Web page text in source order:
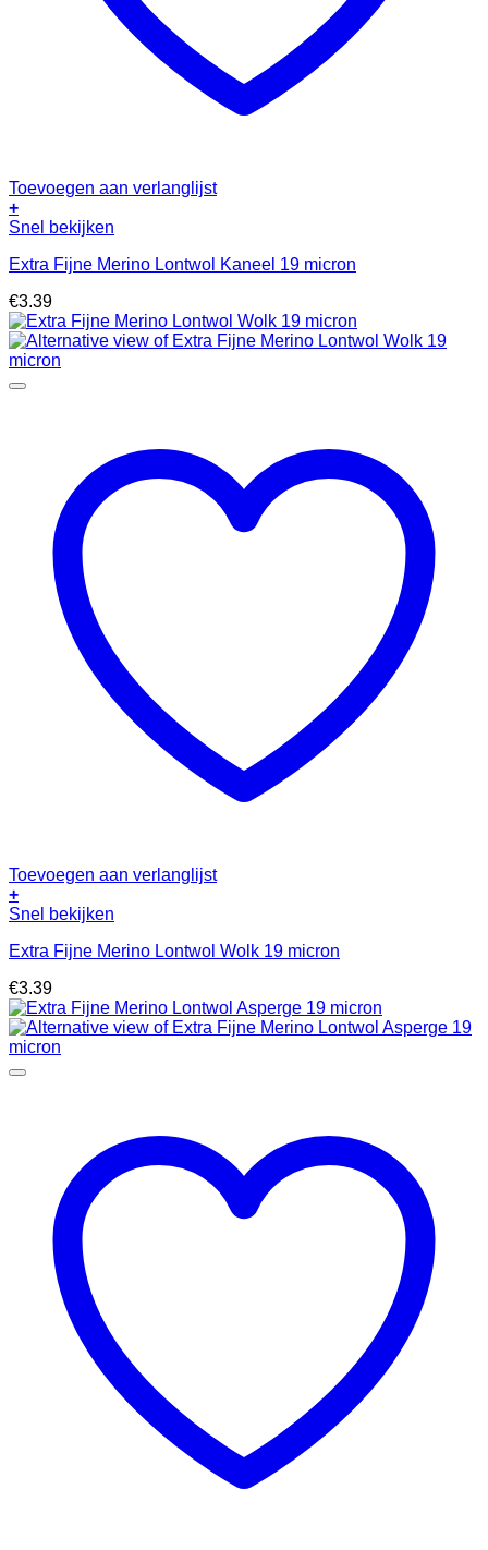
Toevoegen aan verlanglijst
+
Snel bekijken
Extra Fijne Merino Lontwol Kaneel 19 micron
€3.39
Toevoegen aan verlanglijst
+
Snel bekijken
Extra Fijne Merino Lontwol Wolk 19 micron
€3.39